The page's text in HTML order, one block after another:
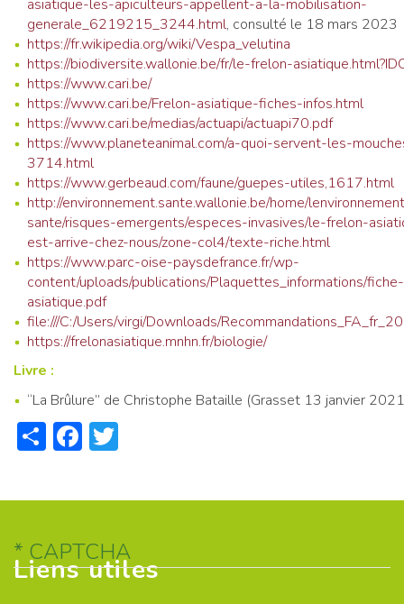
asiatique-les-apiculteurs-appellent-a-la-mobilisation-
generale_6219215_3244.html, consulté le 18 mars 2023
https://fr.wikipedia.org/wiki/Vespa_velutina
https://biodiversite.wallonie.be/fr/le-frelon-
https://www.cari.be/
https://www.cari.be/Frelon-asiatique-fiches-infos.html
https://www.cari.be/medias/actuapi/actuapi70.pdf
https://www.planeteanimal.com/a-quoi-servent-les-
3714.html
https://www.gerbeaud.com/faune/guepes-utiles,1617.html
http://environnement.sante.wallonie.be/home/
sante/risques-emergents/especes-invasives/le-frelon-
est-arrive-chez-nous/zone-col4/texte-riche.html
https://www.parc-oise-paysdefrance.fr/wp-
content/uploads/publications/Plaquettes_informations/
asiatique.pdf
file:///C:/Users/virgi/Downloads/
https://frelonasiatique.mnhn.fr/biologie/
Livre :
“La Brûlure” de Christophe Bataille (Grasset 13 janvier
ShareFacebook
Liens utiles
CAPTCHA